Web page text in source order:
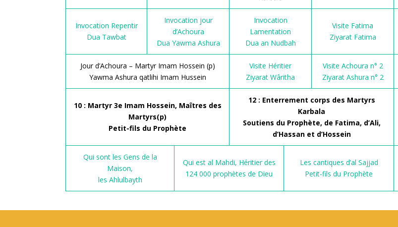
Invocation Repentir
Dua Tawbat
Invocation jour
d’Achoura
Dua Yawma Ashura
Invocation
Lamentation
Dua an Nudbah
Visite Fatima
Ziyarat Fatima
Jour d’Achoura – Martyr Imam Hossein (p)
Yawma Ashura qatlihi Imam Hussein
Visite Héritier
Ziyarat Wâritha
Visite Achoura n° 2
Ziyarat Ashura n° 2
10 : Martyr 3e Imam Hossein, Maîtres des
Martyrs(p)
Petit-fils du Prophète
12 : Enterrement corps des Martyrs
Karbala
Soutiens du Prophète, de Fatima, d’Ali,
d’Hassan et d’Hossein
Qui sont les Gens de la
Maison,
les Ahlulbayth
Qui est al Mahdi, Héritier des
124 000 prophètes de Dieu
Les cantiques d’al Sajjad
Petit-fils du Prophète